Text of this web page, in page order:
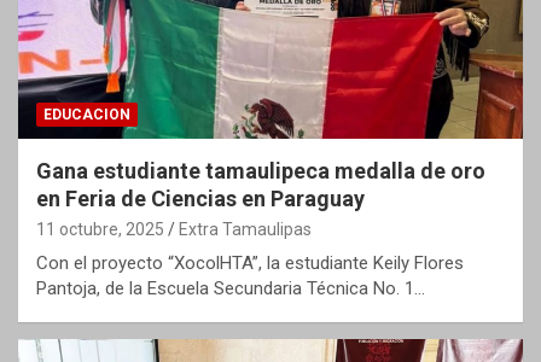
EDUCACION
Gana estudiante tamaulipeca medalla de oro
en Feria de Ciencias en Paraguay
11 octubre, 2025 Extra Tamaulipas
Con el proyecto “XocolHTA”, la estudiante Keily Flores
Pantoja, de la Escuela Secundaria Técnica No. 1…